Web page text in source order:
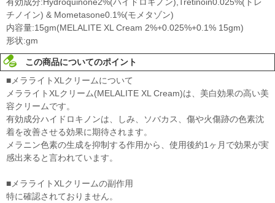
チノイン) & Mometasone0.1%(モメタゾン)
内容量:15gm(MELALITE XL Cream 2%+0.025%+0.1% 15gm)
形状:gm
この商品についてのポイント
■メラライトXLクリームについて
メラライトXLクリーム(MELALITE XL Cream)は、美白効果の高い美
容クリームです。
有効成分ハイドロキノンは、しみ、ソバカス、傷や火傷跡の色素沈
着を改善させる効果に期待されます。
メラニン色素の生成を抑制する作用から、使用後約1ヶ月で効果が実
感出来ると言われています。
■メラライトXLクリームの副作用
特に確認されておりません。